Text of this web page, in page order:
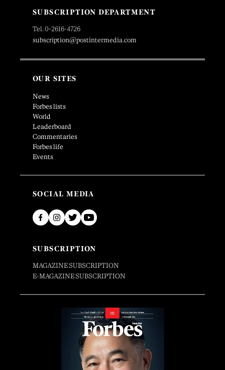
SUBSCRIPTION DEPARTMENT
Tel. 0-2616-4726
subscription@postintermedia.com
OUR SITES
News
Forbes lists
World
Leaderboard
Commentaries
Forbes life
Events
SOCIAL MEDIA
SUBSCRIPTION
MAGAZINE SUBSCRIPTION
E-MAGAZINE SUBSCRIPTION